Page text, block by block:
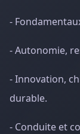
-
- Autonomie,
- Innovation,
durable.
- Conduite et